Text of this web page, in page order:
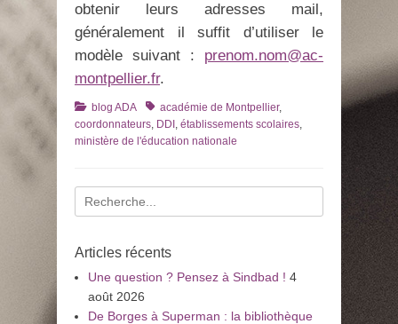
obtenir leurs adresses mail,
généralement il suffit d’utiliser le
modèle suivant : prenom.nom@ac-
montpellier.fr.
Catégories
blog ADA Tagsacadémie de Montpellier,
coordonnateurs, DDI , établissements scolaires,
ministère de l'éducation nationale
Recherche
pour
Articles récents
Une question ? Pensez à Sindbad ! 4
août 2026
De Borges à Superman : la bibliothèque